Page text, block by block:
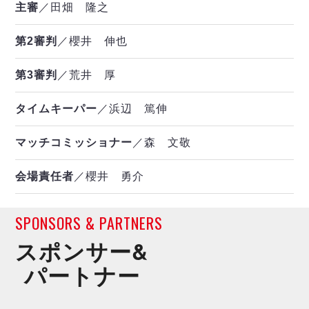
主審 ／田畑 隆之
第2審判 ／櫻井 伸也
第3審判 ／荒井 厚
タイムキーパー ／浜辺 篤伸
マッチコミッショナー ／森 文敬
会場責任者 ／櫻井 勇介
SPONSORS & PARTNERS
スポンサー&
パートナー